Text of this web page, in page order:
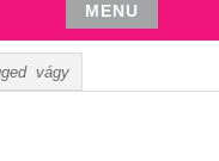
MENU
vágy